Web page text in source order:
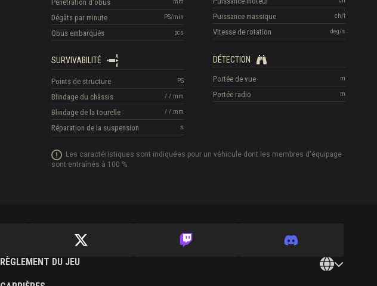
Pénétration d'obus
PS/min
Dégâts par minute
pcs
Obus embarqués
ch/t
Puissance massique
deg/s
Vitesse de rotation
SURVIVABILITÉ
PS
Points de structure
/ / mm
Blindage du châssis
/ / mm
Blindage de la tourelle
s
Réparation de la suspension
DÉTECTION
m
Portée de vue
m
Portée radio
Les caractéristiques sont indiquées pour un véhicule dont les membres d'équipage
sont entraînés à 100 %.
RÈGLEMENT DU JEU